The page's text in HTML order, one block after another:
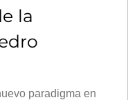
la
paradigma en